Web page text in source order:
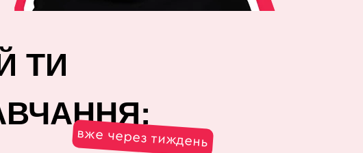
ТИ
вже через тиждень